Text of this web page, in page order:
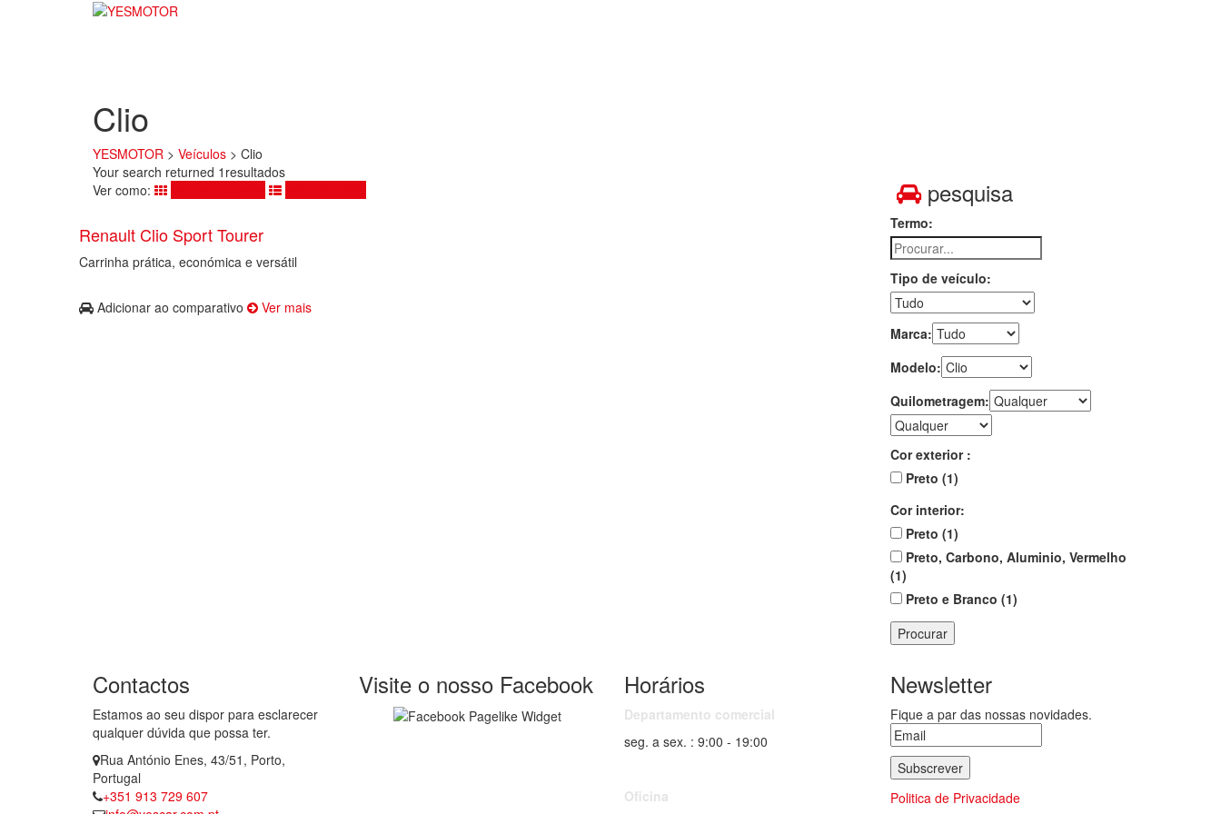
Clio
YESMOTOR > Veículos > Clio
Your search returned 1resultados
Ver como:
Renault Clio Sport Tourer
Carrinha prática, económica e versátil
Adicionar ao comparativo Ver mais
pesquisa
Termo:
Tipo de veículo:
Marca:
Modelo:
Quilometragem:
Cor exterior :
Preto (1)
Cor interior:
Preto (1)
Preto, Carbono, Aluminio, Vermelho
(1)
Preto e Branco (1)
Procurar
Contactos
Estamos ao seu dispor para esclarecer
qualquer dúvida que possa ter.
Rua António Enes, 43/51, Porto,
Portugal
+351 913 729 607
Visite o nosso Facebook Horários
Departamento comercial
seg. a sex. : 9:00 - 19:00
Oficina
Newsletter
Fique a par das nossas novidades.
Politica de Privacidade